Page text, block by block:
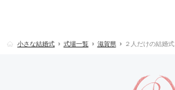
小さな結婚式 式場一覧 滋賀県 ２人だけの結婚式